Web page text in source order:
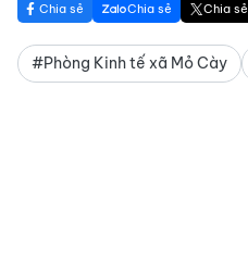
Chia sẻ Chia sẻ Chia sẻ
#Phòng Kinh tế xã Mỏ Cày